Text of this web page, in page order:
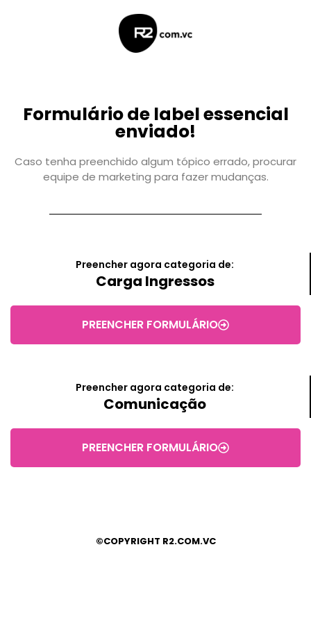
Formulário de label essencial
enviado!
Caso tenha preenchido algum tópico errado, procurar
equipe de marketing para fazer mudanças.
Preencher agora categoria de:
Carga Ingressos
PREENCHER FORMULÁRIO
Preencher agora categoria de:
Comunicação
PREENCHER FORMULÁRIO
©COPYRIGHT R2.COM.VC